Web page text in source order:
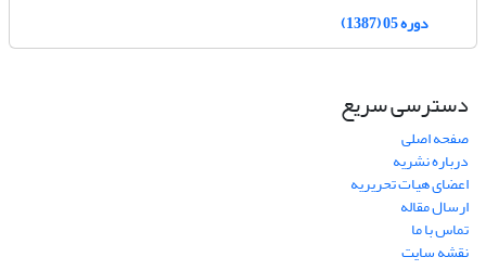
دوره 05 (1387)
دسترسی سریع
صفحه اصلی
درباره نشریه
اعضای هیات تحریریه
ارسال مقاله
تماس با ما
نقشه سایت